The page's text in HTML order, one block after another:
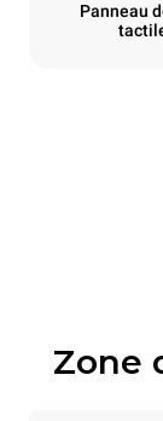
Panneau
Zone